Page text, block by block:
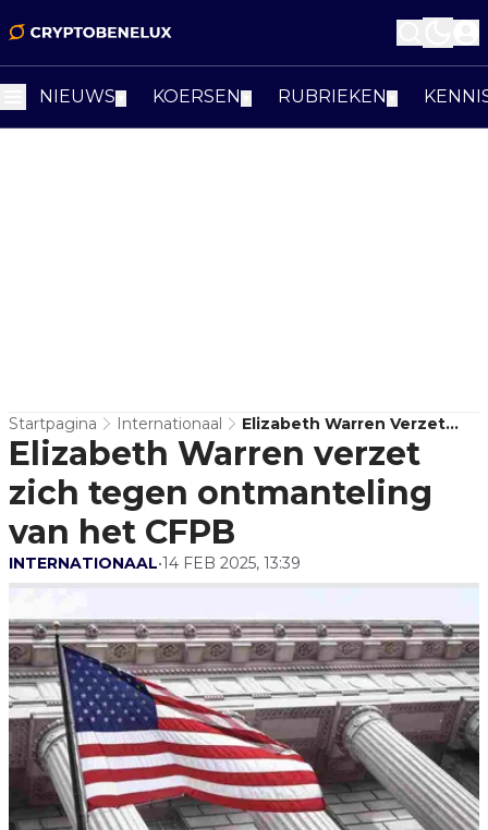
NIEUWS KOERSEN RUBRIEKEN
Startpagina Internationaal
Elizabeth Warren Verzet
Zich Tegen Ontmanteling
Van Het CFPB
Elizabeth Warren verzet
zich tegen ontmanteling
van het CFPB
INTERNATIONAAL•14 FEB 2025, 13:39